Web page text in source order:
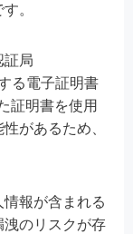
。
証局
る電子証明書
証明書を使用
があるため、
報が含まれる
洩のリスクが存